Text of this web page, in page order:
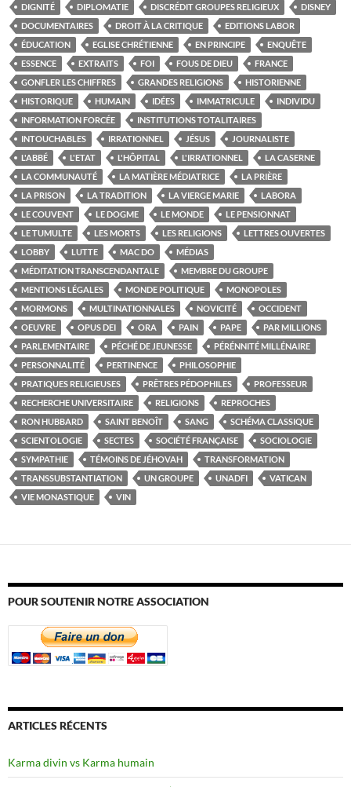
DIGNITÉ DIPLOMATIE DISCRÉDIT GROUPES RELIGIEUX
DISNEY
DOCUMENTAIRES
DROIT À LA CRITIQUE
EDITIONS LABOR
ÉDUCATION
EGLISE CHRÉTIENNE EN PRINCIPE
ENQUÊTE
ESSENCE
EXTRAITS FOI FOUS DE DIEU
FRANCE
GONFLER LES CHIFFRES
GRANDES RELIGIONS
HISTORIENNE
HISTORIQUE
HUMAIN IDÉES IMMATRICULE
INDIVIDU
INFORMATION FORCÉE
INSTITUTIONS TOTALITAIRES
INTOUCHABLES
IRRATIONNEL JÉSUS
JOURNALISTE
L'ABBÉ
L'ETAT L'HÔPITAL L'IRRATIONNEL
LA CASERNE
LA COMMUNAUTÉ
LA MATIÈRE MÉDIATRICE
LA PRIÈRE
LA PRISON
LA TRADITION LA VIERGE MARIE
LABORA
LE COUVENT
LE DOGME LE MONDE
LE PENSIONNAT
LE TUMULTE
LES MORTS LES RELIGIONS
LETTRES OUVERTES
LOBBY
LUTTE MAC DO
MÉDIAS
MÉDITATION TRANSCENDANTALE
MEMBRE DU GROUPE
MENTIONS LÉGALES
MONDE POLITIQUE
MONOPOLES
MORMONS
MULTINATIONNALES NOVICITÉ
OCCIDENT
OEUVRE
OPUS DEI ORA PAIN PAPE
PAR MILLIONS
PARLEMENTAIRE
PÉCHÉ DE JEUNESSE
PÉRÉNNITÉ MILLÉNAIRE
PERSONNALITÉ
PERTINENCE
PHILOSOPHIE
PRATIQUES RELIGIEUSES
PRÊTRES PÉDOPHILES
PROFESSEUR
RECHERCHE UNIVERSITAIRE
RELIGIONS
REPROCHES
RON HUBBARD
SAINT BENOÎT SANG
SCHÉMA CLASSIQUE
SCIENTOLOGIE
SECTES SOCIÉTÉ FRANÇAISE
SOCIOLOGIE
SYMPATHIE
TÉMOINS DE JÉHOVAH
TRANSFORMATION
TRANSSUBSTANTIATION
UN GROUPE UNADFI
VATICAN
VIE MONASTIQUE
VIN
POUR SOUTENIR NOTRE ASSOCIATION
ARTICLES RÉCENTS
Karma divin vs Karma humain